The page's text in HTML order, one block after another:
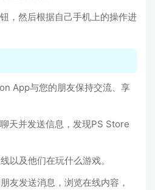
，然后根据自己手机上的操作进
App与您的朋友保持交流、享
天并发送信息，发现PS Store
以及他们在玩什么游戏。
友发送消息，浏览在线内容，